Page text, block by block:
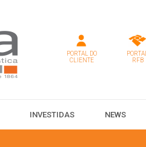
PORTAL DO
CLIENTE
PORTAL
RFB
INVESTIDAS NEWS